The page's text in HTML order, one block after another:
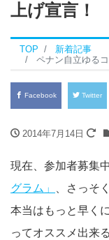
上げ宣言！
TOP
新着記事
ペナン自立ゆる
Facebook Twitter
2014年7月14日
現在、参加者募集
グラム」
、さっそ
本当はもっと早く
ってオススメ出来